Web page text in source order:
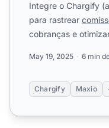
Integre o Chargify
para rastrear
cobranças e
May 19, 2025 6 min
Chargify Maxio